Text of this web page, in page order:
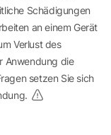
Schädigungen
an einem Gerät
Verlust des
Anwendung die
setzen Sie sich